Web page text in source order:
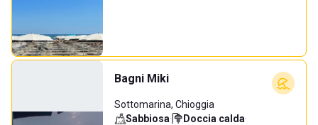
Bagni Miki
Sottomarina, Chioggia
Sabbiosa· Doccia calda·